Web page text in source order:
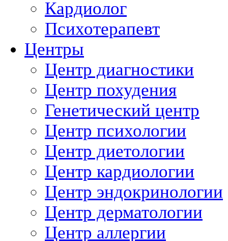
Кардиолог
Психотерапевт
Центры
Центр диагностики
Центр похудения
Генетический центр
Центр психологии
Центр диетологии
Центр кардиологии
Центр эндокринологии
Центр дерматологии
Центр аллергии